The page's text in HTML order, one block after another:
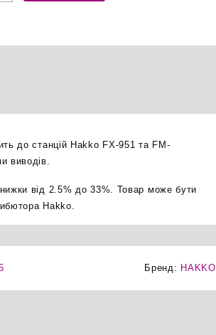
до станцій Hakko FX-951 та FM-
виводів.
від 2.5% до 33%. Товар може бути
Hakko.
Бренд: HAKKO